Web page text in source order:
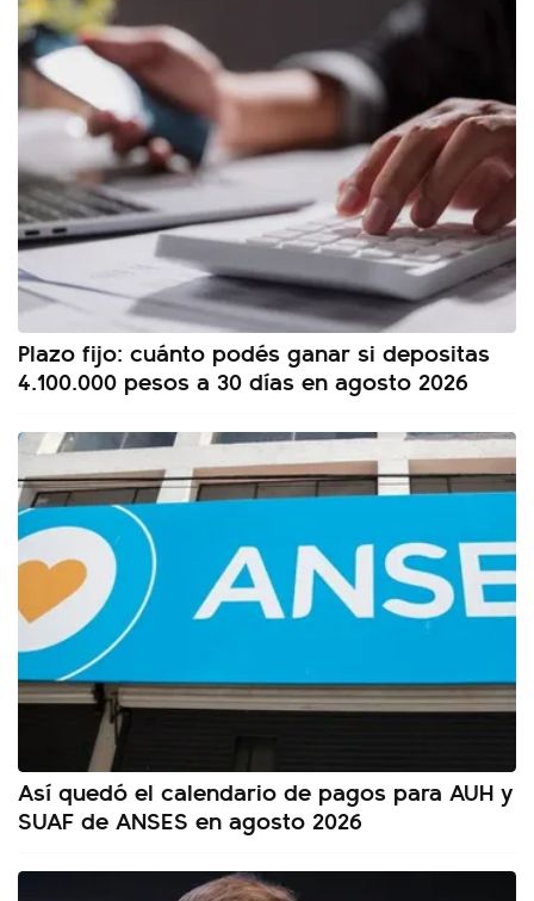
Plazo fijo: cuánto podés ganar si depositas
4.100.000 pesos a 30 días en agosto 2026
Así quedó el calendario de pagos para AUH y
SUAF de ANSES en agosto 2026